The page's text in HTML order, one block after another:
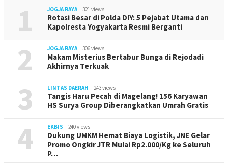
1 JOGJA RAYA 321 views
Rotasi Besar di Polda DIY: 5 Pejabat Utama dan
Kapolresta Yogyakarta Resmi Berganti
2 JOGJA RAYA 306 views
Makam Misterius Bertabur Bunga di Rejodadi
Akhirnya Terkuak
3 LINTAS DAERAH 243 views
Tangis Haru Pecah di Magelang! 156 Karyawan
HS Surya Group Diberangkatkan Umrah Gratis
4 EKBIS 240 views
Dukung UMKM Hemat Biaya Logistik, JNE Gelar
Promo Ongkir JTR Mulai Rp2.000/Kg ke Seluruh
P…